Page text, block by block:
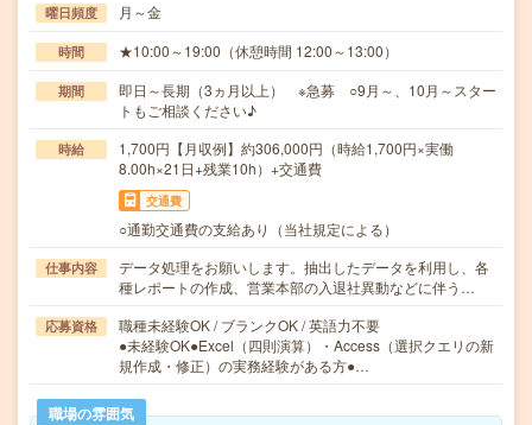
曜日頻度 月～金
時間 ★10:00～19:00（休憩時間 12:00～13:00）
期間
即日～長期（3ヵ月以上） ※急募 ○9月～、10月～スター
トもご相談ください♪
時給
1,700円【月収例】約306,000円（時給1,700円×実働
8.00h×21日+残業10h）+交通費
交通費
○通勤交通費の支給あり（当社規定による）
仕事内容
データ処理をお願いします。抽出したデータを利用し、各
種レポートの作成、営業本部の入退社異動などに伴う…
応募資格
職種未経験OK / ブランクOK / 英語力不要
●未経験OK●Excel（四則演算）・Access（選択クエリの新
規作成・修正）の実務経験がある方●…
職場の雰囲気